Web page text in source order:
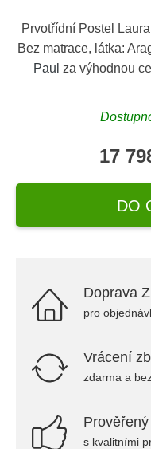
Prvotřídní Postel
Bez matrace, látka:
Paul za výhodnou
17
DO
Doprava
pro
Vrácení
zdarma a
s kvalitními